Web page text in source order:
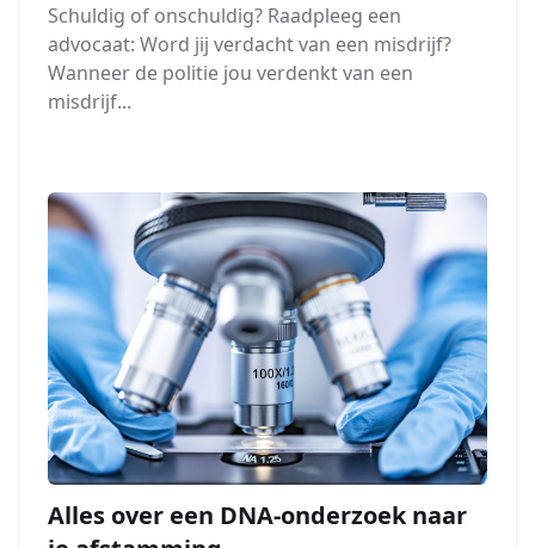
Schuldig of onschuldig? Raadpleeg een
advocaat: Word jij verdacht van een misdrijf?
Wanneer de politie jou verdenkt van een
misdrijf...
Alles over een DNA-onderzoek naar